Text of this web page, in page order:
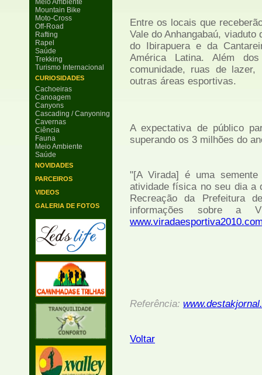
Meio Ambiente
Mountain Bike
Moto-Cross
Off-Road
Rafting
Rapel
Saúde
Trekking
Turismo Internacional
CURIOSIDADES
Cachoeiras
Canoagem
Canyons
Cascading / Canyoning
Cavernas
Ciência
Fauna
Meio Ambiente
Saúde
NOVIDADES
PARCEIROS
VIDEOS
GALERIA DE FOTOS
Entre os locais que
Vale do Anhangabaú,
do Ibirapuera e da
América Latina. Além
comunidade, ruas de lazer,
outras áreas esportivas.
A expectativa de público
superando os 3 milhões do
"[A Virada] é uma
atividade física no seu dia a
Recreação da Prefeitura
informações sobre a
Referência:
Voltar